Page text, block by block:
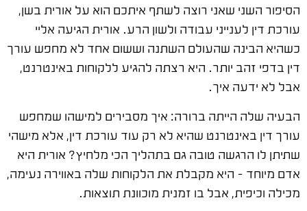
הסיפור השני שאני רוצה לשתף איתכם הוא על אורית בשן,
עורכת דין לענייני עבודה ולשון הרע. אורית הגיעה אליי
כשהיא הבינה שהעולם השתנה וששום אחד לא מחפש עורך
דין בדפי זהב יותר. היא רצתה להגיע ללקוחות באינטרנט,
אבל לא ידעה איך.
הבעיה שלה הייתה ברורה: איך מסבירים למישהו שמחפש
עורך דין באינטרנט שהיא לא רק עוד עורכת דין, אלא מישהי
שתיתן לו הרגשה טובה גם בתהליך הכי מלחיץ? אורית היא
אדם מיוחד – היא מקבלת את הלקוחות שלה באווירה נעימה,
מכילה וכיפית, אבל בו זמנית מוכוונת תוצאות.